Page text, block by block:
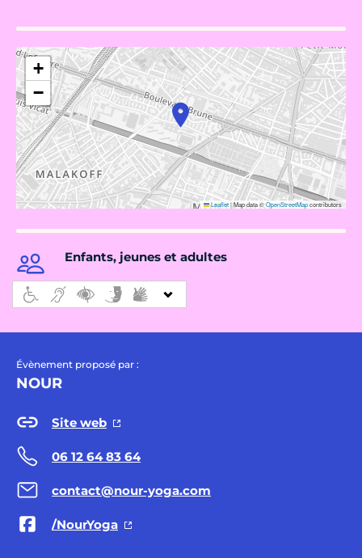
+
−
Leaflet|Map data ©OpenStreetMapcontributors
Enfants, jeunes et adultes
Évènement proposé par :
NOUR
Site web
06 12 64 83 64
contact@nour-yoga.com
/NourYoga